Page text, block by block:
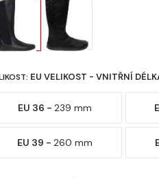
EU VELIKOST - VNITŘNÍ
EU 36 -239 mm
EU 39 -260 mm